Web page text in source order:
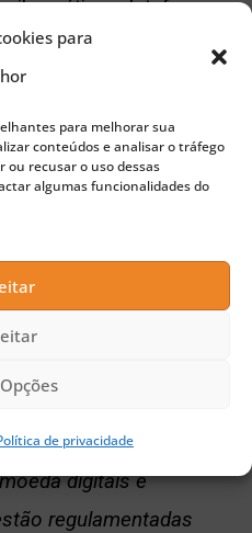
para
para melhorar sua
conteúdos e analisar o tráfego
ou recusar o uso dessas
algumas funcionalidades do
de privacidade
plataforma
os consumidores
de um plano
reguladores federais,
corretoras de
os investidores
essas
digitais e
regulamentadas